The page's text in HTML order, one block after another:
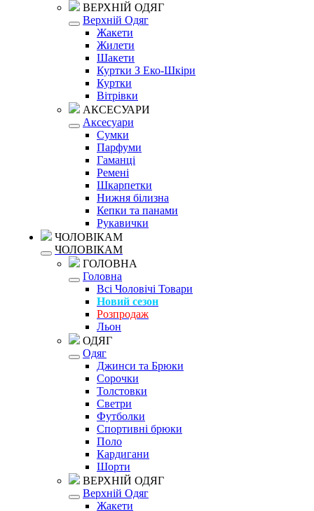
ВЕРХНІЙ ОДЯГ
Верхній Одяг
Жакети
Жилети
Шакети
Куртки З Еко-Шкіри
Куртки
Вітрівки
АКСЕСУАРИ
Аксесуари
Сумки
Парфуми
Гаманці
Ремені
Шкарпетки
Нижня білизна
Кепки та панами
Рукавички
ЧОЛОВІКАМ
ЧОЛОВІКАМ
ГОЛОВНА
Головна
Всі Чоловічі Товари
Новий сезон
Розпродаж
Льон
ОДЯГ
Одяг
Джинси та Брюки
Сорочки
Толстовки
Светри
Футболки
Спортивні брюки
Поло
Кардигани
Шорти
ВЕРХНІЙ ОДЯГ
Верхній Одяг
Жакети